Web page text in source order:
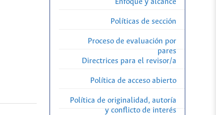
Políticas de sección
Proceso de evaluación por
pares
Directrices para el revisor/a
Política de acceso abierto
Política de originalidad, autoría
y conflicto de interés